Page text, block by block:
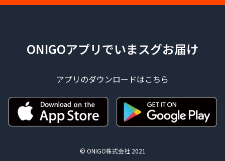
ONIGOアプリでいまスグお届け
アプリのダウンロードはこちら
© ONIGO株式会社 2021